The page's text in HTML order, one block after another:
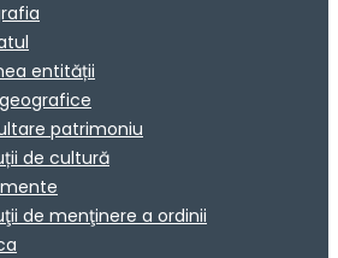
entității
patrimoniu
de cultură
de menţinere a ordinii